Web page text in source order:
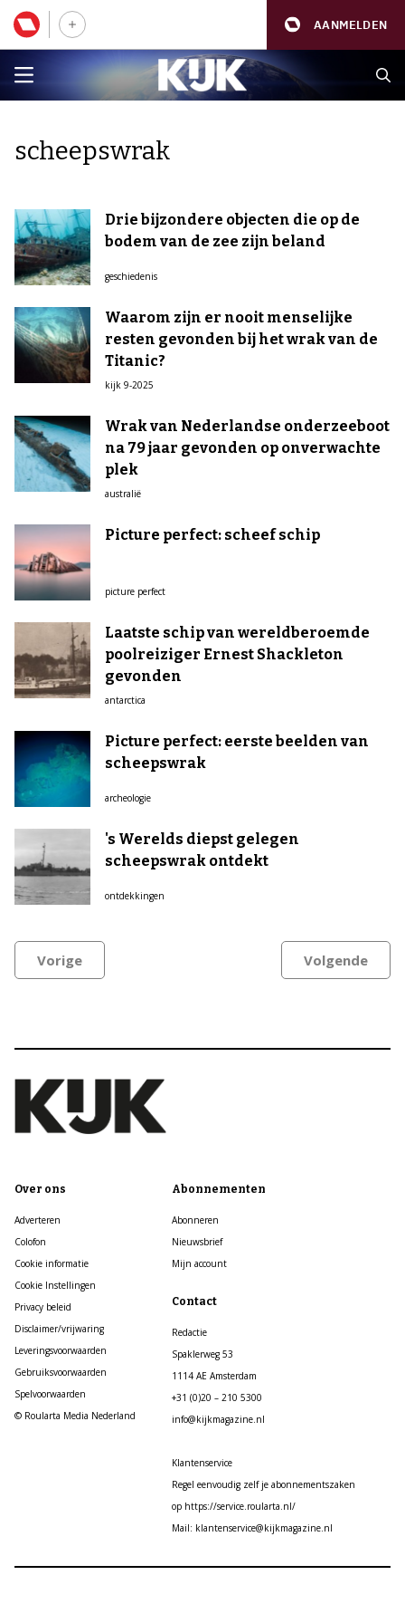
AANMELDEN
scheepswrak
Drie bijzondere objecten die op de
bodem van de zee zijn beland
geschiedenis
Waarom zijn er nooit menselijke
resten gevonden bij het wrak van de
Titanic?
kijk 9-2025
Wrak van Nederlandse onderzeeboot
na 79 jaar gevonden op onverwachte
plek
australië
Picture perfect: scheef schip
picture perfect
Laatste schip van wereldberoemde
poolreiziger Ernest Shackleton
gevonden
antarctica
Picture perfect: eerste beelden van
scheepswrak
archeologie
's Werelds diepst gelegen
scheepswrak ontdekt
ontdekkingen
Vorige Volgende
Over ons
Adverteren
Colofon
Cookie informatie
Cookie Instellingen
Privacy beleid
Disclaimer/vrijwaring
Leveringsvoorwaarden
Gebruiksvoorwaarden
Spelvoorwaarden
© Roularta Media Nederland
Abonnementen
Abonneren
Nieuwsbrief
Mijn account
Contact
Redactie
Spaklerweg 53
1114 AE Amsterdam
+31 (0)20 – 210 5300
info@kijkmagazine.nl
Klantenservice
Regel eenvoudig zelf je abonnementszaken
op https://service.roularta.nl/
Mail: klantenservice@kijkmagazine.nl